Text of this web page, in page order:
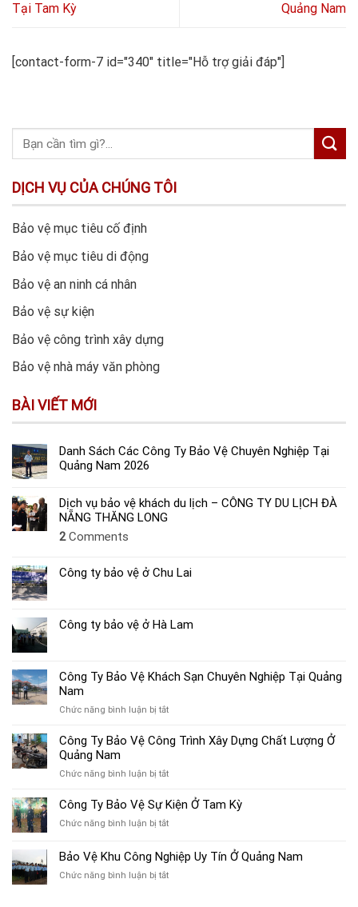
Tại Tam Kỳ
Quảng Nam
[contact-form-7 id="340" title="Hỗ trợ giải đáp"]
DỊCH VỤ CỦA CHÚNG TÔI
Bảo vệ mục tiêu cố định
Bảo vệ mục tiêu di động
Bảo vệ an ninh cá nhân
Bảo vệ sự kiện
Bảo vệ công trình xây dựng
Bảo vệ nhà máy văn phòng
BÀI VIẾT MỚI
Danh Sách Các Công Ty Bảo Vệ Chuyên Nghiệp Tại
Quảng Nam 2026
Dịch vụ bảo vệ khách du lịch – CÔNG TY DU LỊCH ĐÀ
NẴNG THĂNG LONG
2Comments
Công ty bảo vệ ở Chu Lai
Công ty bảo vệ ở Hà Lam
Công Ty Bảo Vệ Khách Sạn Chuyên Nghiệp Tại Quảng
Nam
Chức năng bình luận bị tắtở
Ty
Bảo
Khách
Chuyên
Nam
Công Ty Bảo Vệ Công Trình Xây Dựng Chất Lượng Ở
Quảng Nam
Chức năng bình luận bị tắtở
Ty
Bảo
Vệ
Trình
Công Ty Bảo Vệ Sự Kiện Ở Tam Kỳ
Chức năng bình luận bị tắtở
Ty
Bảo
Vệ
Bảo Vệ Khu Công Nghiệp Uy Tín Ở Quảng Nam
Chức năng bình luận bị tắtở